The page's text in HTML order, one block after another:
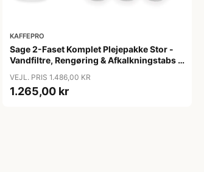
KAFFEPRO
Sage 2-Faset Komplet Plejepakke Stor -
Vandfiltre, Rengøring & Afkalkningstabs -
VEJL. PRIS 1.486,00 KR
1.265,00 kr